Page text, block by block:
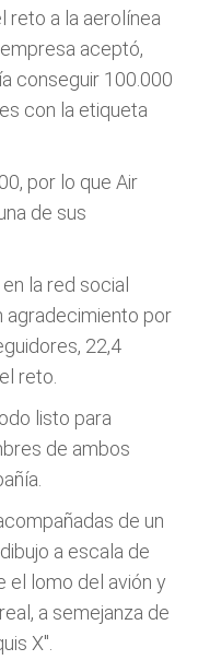
reto a la aerolínea
aceptó,
conseguir 100.000
con la etiqueta
por lo que Air
de sus
la red social
agradecimiento por
22,4
reto.
listo para
de ambos
de un
a escala de
el lomo del avión y
a semejanza de
X".